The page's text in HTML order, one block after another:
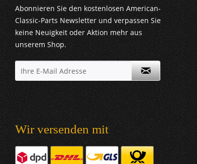
Abonnieren Sie den kostenlosen American-
Classic-Parts Newsletter und verpassen Sie
keine Neuigkeit oder Aktion mehr aus
unserem Shop.
Wir versenden mit